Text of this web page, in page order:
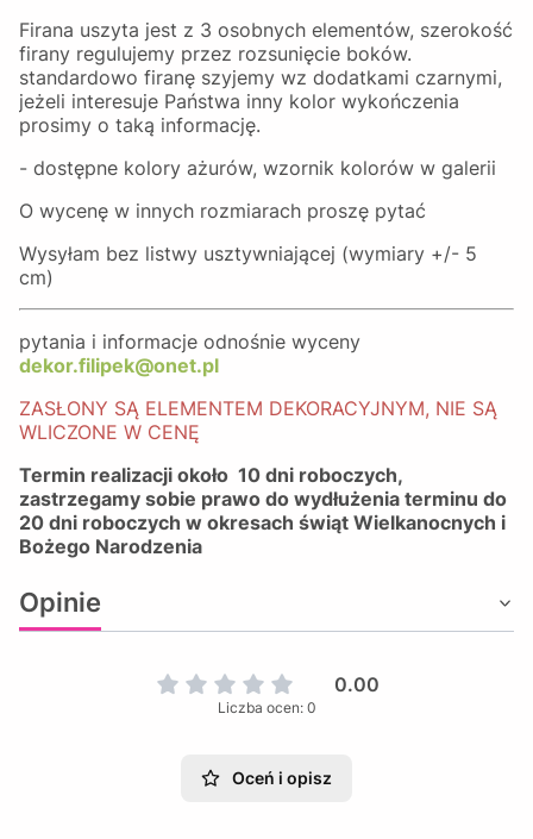
Firana uszyta jest z 3 osobnych elementów, szerokość
firany regulujemy przez rozsunięcie boków.
standardowo firanę szyjemy wz dodatkami czarnymi,
jeżeli interesuje Państwa inny kolor wykończenia
prosimy o taką informację.
- dostępne kolory ażurów, wzornik kolorów w galerii
O wycenę w innych rozmiarach proszę pytać
Wysyłam bez listwy usztywniającej (wymiary +/- 5
cm)
pytania i informacje odnośnie wyceny
dekor.filipek@onet.pl
ZASŁONY SĄ ELEMENTEM DEKORACYJNYM, NIE SĄ
WLICZONE W CENĘ
Termin realizacji około 10 dni roboczych,
zastrzegamy sobie prawo do wydłużenia terminu do
20 dni roboczych w okresach świąt Wielkanocnych i
Bożego Narodzenia
Opinie
0.00
Liczba ocen: 0
Oceń i opisz